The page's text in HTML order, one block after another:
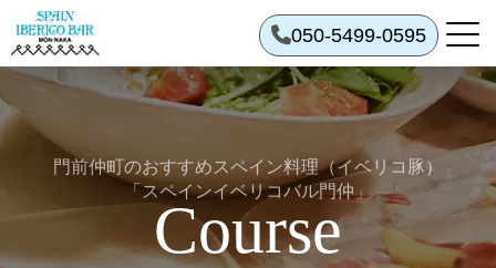
050-5499-0595
門前仲町のおすすめスペイン料理（イベリコ豚）
「スペインイベリコバル門仲」
Course